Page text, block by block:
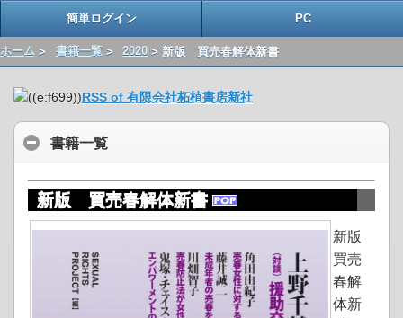
簡単ログイン PC
ホーム > 書籍一覧> 2020 > 新版 買売春解体新書
RSS of 有限会社柘植書房新社
書籍一覧
新版 買売春解体新書
新版
買売
春解
体新